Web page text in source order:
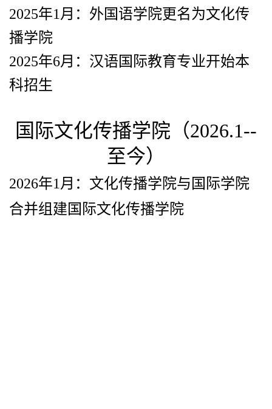
2025年1月：外国语学院更名为文化传
播学院
2025年6月：汉语国际教育专业开始本
科招生
国际文化传播学院（2026.1--
至今）
2026年1月： 文化传播学院与国际学院
合并组建国际文化传播学院